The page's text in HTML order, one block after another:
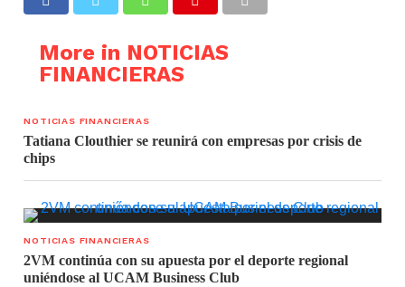
More in NOTICIAS
FINANCIERAS
NOTICIAS FINANCIERAS
Tatiana Clouthier se reunirá con empresas por crisis de
chips
NOTICIAS FINANCIERAS
2VM continúa con su apuesta por el deporte regional
uniéndose al UCAM Business Club